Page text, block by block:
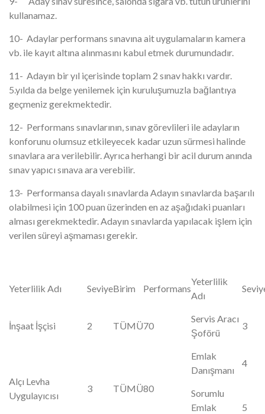
kullanamaz.
10- Adaylar performans sınavına ait uygulamaların kamera
vb. ile kayıt altına alınmasını kabul etmek durumundadır.
11- Adayın bir yıl içerisinde toplam 2 sınav hakkı vardır.
5.yılda da belge yenilemek için kuruluşumuzla bağlantıya
geçmeniz gerekmektedir.
12- Performans sınavlarının, sınav görevlileri ile adayların
konforunu olumsuz etkileyecek kadar uzun sürmesi halinde
sınavlara ara verilebilir. Ayrıca herhangi bir acil durum anında
sınav yapıcı sınava ara verebilir.
13- Performansa dayalı sınavlarda Adayın sınavlarda başarılı
olabilmesi için 100 puan üzerinden en az aşağıdaki puanları
alması gerekmektedir. Adayın sınavlarda yapılacak işlem için
verilen süreyi aşmaması gerekir.
Yeterlilik Adı SeviyeBirim Performans
Yeterlilik
Adı
İnşaat İşçisi 2 TÜMÜ70
Servis Aracı
Şoförü
3
Alçı Levha
Uygulayıcısı
3 TÜMÜ80
Emlak
Danışmanı
4
Sorumlu
Emlak
5